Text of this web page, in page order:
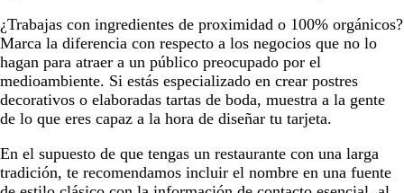
¿Trabajas con ingredientes de proximidad o 100% orgánicos?
Marca la diferencia con respecto a los negocios que no lo
hagan para atraer a un público preocupado por el
medioambiente. Si estás especializado en crear postres
decorativos o elaboradas tartas de boda, muestra a la gente
de lo que eres capaz a la hora de diseñar tu tarjeta.
En el supuesto de que tengas un restaurante con una larga
tradición, te recomendamos incluir el nombre en una fuente